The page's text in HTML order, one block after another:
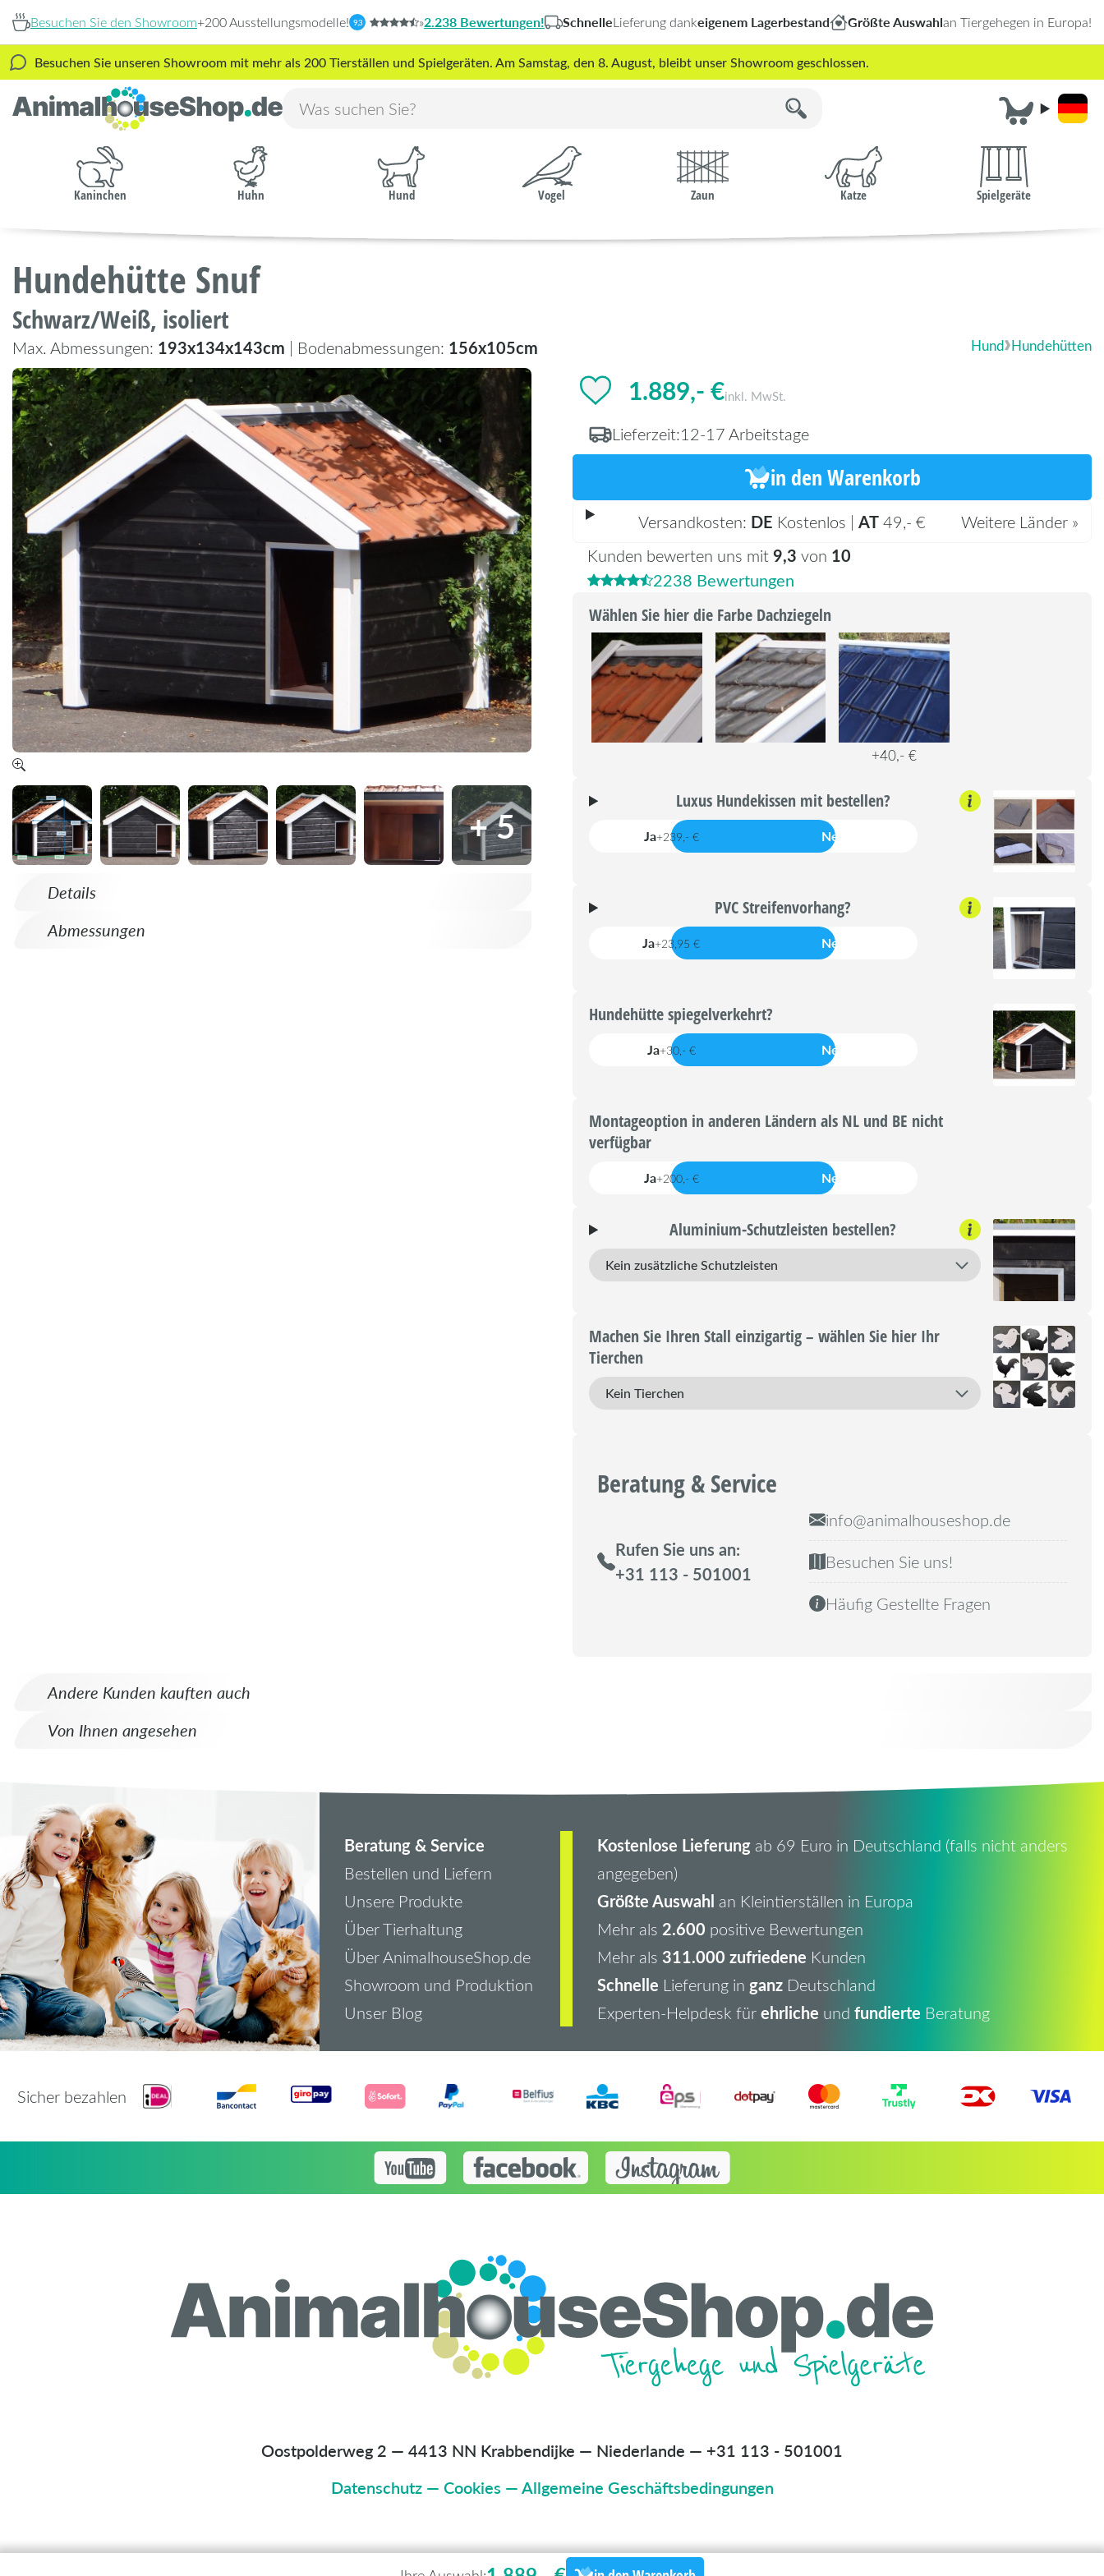
Besuchen Sie den Showroom+200 Ausstellungsmodelle! 9,3 »2.238 Bewertungen! SchnelleLieferung dankeigenem Lagerbestand Größte Auswahlan Tiergehegen in Europa!
Besuchen Sie unseren Showroom mit mehr als 200 Tierställen und Spielgeräten. Am Samstag, den 8. August, bleibt unser Showroom geschlossen.
Kaninchen Huhn Hund Vogel Zaun Katze Spielgeräte
Hundehütte Snuf
Schwarz/Weiß, isoliert
Max. Abmessungen: 193x134x143cm | Bodenabmessungen: 156x105cm Hund Hundehütten
+ 5
Details
Abmessungen
1.889,- €inkl. MwSt.
Lieferzeit:12-17 Arbeitstage
in den Warenkorb
Versandkosten: DE Kostenlos |AT49,- €
Weitere Länder »
Kunden bewerten uns mit9,3 von 10
2238 Bewertungen
Wählen Sie hier die Farbe Dachziegeln
+40,- €
Luxus Hundekissen mit bestellen?
Ja+239,- € Nein
PVC Streifenvorhang?
Ja+23,95 € Nein
Hundehütte spiegelverkehrt?
Ja+30,- € Nein
Montageoption in anderen Ländern als NL und BE nicht
verfügbar
Ja+200,- € Nein
Aluminium-Schutzleisten bestellen?
Machen Sie Ihren Stall einzigartig – wählen Sie hier Ihr
Tierchen
Beratung & Service
Rufen Sie uns an:
+31 113 - 501001
info@animalhouseshop.de
Besuchen Sie uns!
Häufig Gestellte Fragen
Andere Kunden kauften auch
Von Ihnen angesehen
Beratung & Service
Bestellen und Liefern
Unsere Produkte
Über Tierhaltung
Über AnimalhouseShop.de
Showroom und Produktion
Unser Blog
Kostenlose Lieferungab 69 Euro in Deutschland (falls nicht anders
angegeben)
Größte Auswahl an Kleintierställen in Europa
Mehr als 2.600 positive Bewertungen
Mehr als 311.000 zufriedene Kunden
Schnelle Lieferung in ganzDeutschland
Experten-Helpdesk fürehrliche und fundierte Beratung
Sicher bezahlen
Oostpolderweg 2 — 4413 NN Krabbendijke — Niederlande — +31 113 - 501001
Datenschutz— Cookies —Allgemeine Geschäftsbedingungen